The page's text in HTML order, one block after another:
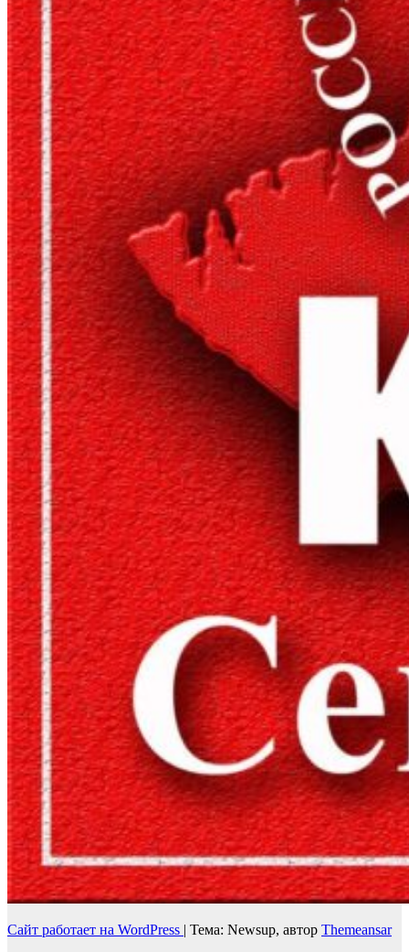
Сайт работает на WordPress | Тема: Newsup, автор Themeansar